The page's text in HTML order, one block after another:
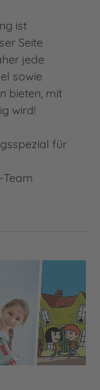
ist
Seite
jede
sowie
bieten, mit
wird!
für
Team